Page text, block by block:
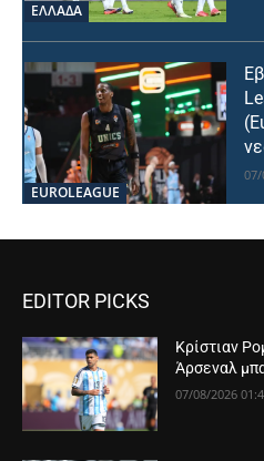
ΕΛΛΑΔΑ
EUROLEAGUE
07/
EDITOR PICKS
Κρίστιαν
Άρσεναλ
07/08/2026